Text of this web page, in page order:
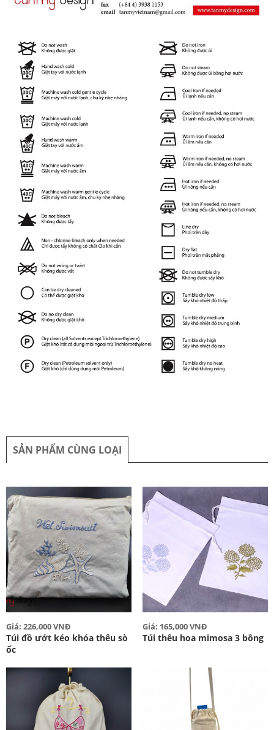
SẢN PHẨM CÙNG LOẠI
Giá: 226,000 VNĐ
Túi đồ ướt kéo khóa thêu sò
ốc
Giá: 165,000 VNĐ
Túi thêu hoa mimosa 3 bông